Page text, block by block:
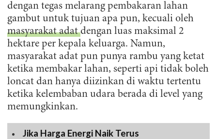
dengan tegas melarang pembakaran lahan
gambut untuk tujuan apa pun, kecuali oleh
masyarakat adatdengan luas maksimal 2
hektare per kepala keluarga. Namun,
masyarakat adat pun punya rambu yang ketat
ketika membakar lahan, seperti api tidak boleh
loncat dan hanya diizinkan di waktu tertentu
ketika kelembaban udara berada di level yang
memungkinkan.
Jika Harga Energi Naik Terus